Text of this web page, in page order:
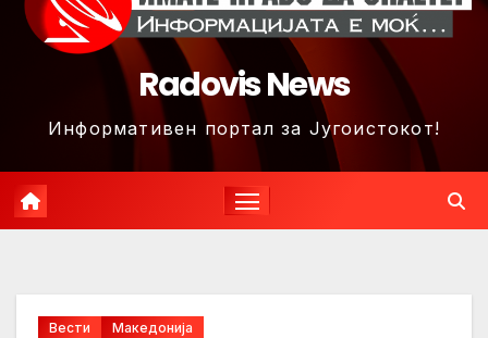
Radovis News
Информативен портал за Југоистокот!
Вести Македонија